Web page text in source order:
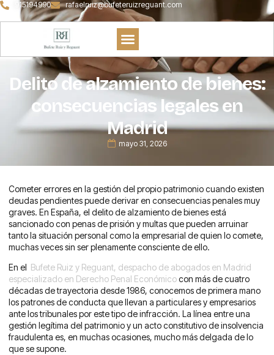
915194990 rafaelruiz@bufeteruizreguant.com
Delito de alzamiento de bienes:
consecuencias legales en
Madrid
mayo 31, 2026
Cometer errores en la gestión del propio patrimonio cuando existen
deudas pendientes puede derivar en consecuencias penales muy
graves. En España, el delito de alzamiento de bienes está
sancionado con penas de prisión y multas que pueden arruinar
tanto la situación personal como la empresarial de quien lo comete,
muchas veces sin ser plenamente consciente de ello.
En el Bufete Ruiz y Reguant, despacho de abogados en Madrid
especializado en Derecho Penal Económicocon más de cuatro
décadas de trayectoria desde 1986, conocemos de primera mano
los patrones de conducta que llevan a particulares y empresarios
ante los tribunales por este tipo de infracción. La línea entre una
gestión legítima del patrimonio y un acto constitutivo de insolvencia
fraudulenta es, en muchas ocasiones, mucho más delgada de lo
que se supone.